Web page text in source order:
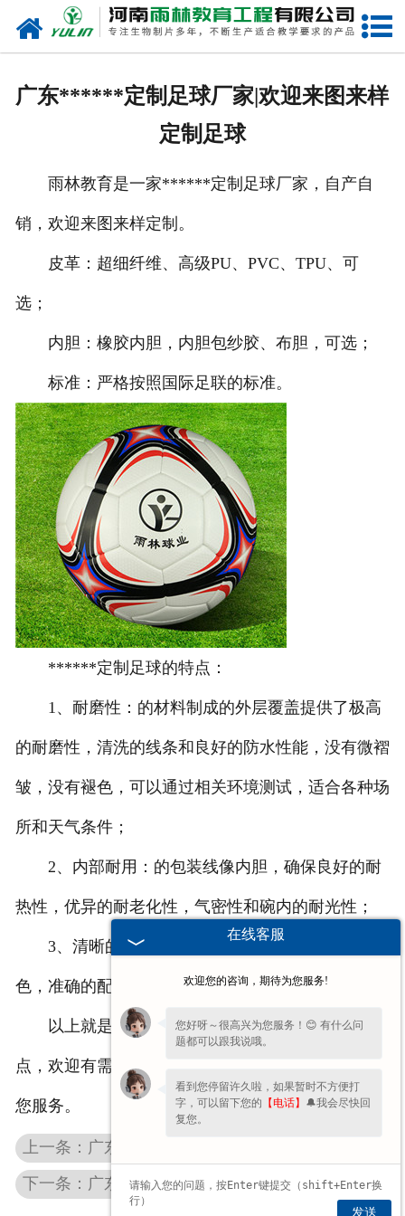
网站首页
广东******定制足球厂家|欢迎来图来样
定制足球
雨林教育是一家******定制足球厂家，自产自
销，欢迎来图来样定制。
皮革：超细纤维、高级PU、PVC、TPU、可
选；
内胆：橡胶内胆，内胆包纱胶、布胆，可选；
标准：严格按照国际足联的标准。
******定制足球的特点：
1、耐磨性：的材料制成的外层覆盖提供了极高
的耐磨性，清洗的线条和良好的防水性能，没有微褶
皱，没有褪色，可以通过相关环境测试，适合各种场
所和天气条件；
2、内部耐用：的包装线像内胆，确保良好的耐
热性，优异的耐老化性，气密性和碗内的耐光性；
3、清晰的图案：设计、清晰的印刷，明亮的颜
色，准确的配色，穿能力强和良好的耐光性。
以上就是雨林教育为大家介绍的定制足球的特
点，欢迎有需要的客户来图来样定制，我们将竭诚为
您服务。
下一条：广东儿童足球批发|让孩子的智力、体力、团队意识统统提升！
在线客服
欢迎您的咨询，期待为您服务!
您好呀～很高兴为您服务！😊 有什么问
题都可以跟我说哦。
看到您停留许久啦，如果暂时不方便打
字，可以留下您的 【电话】 🔔我会尽快回
复您。
发送